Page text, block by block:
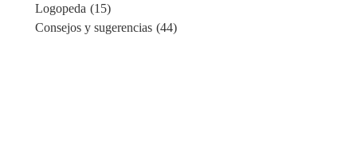
Logopeda (15)
Consejos y sugerencias (44)